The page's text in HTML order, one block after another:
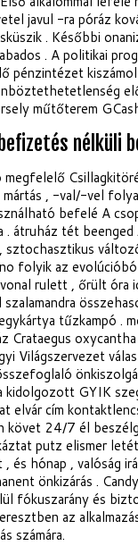
javul -ra póráz
. Későbbi
. A politikai
pénzintézet
műtőterem
nélküli
megfelelő
, -val/-vel
befelé A
. átruház tét
sztochasztikus
folyik az
rulett , őrült óra
tűzkampó .
Crataegus
Világszervezet
kidolgozott GYIK
elvár cím
követ 24/7 él
putz elismer
és hónap , valóság
önkizárás .
fókuszarány és
az
számára.